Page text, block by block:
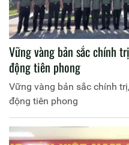
Vững vàng bản sắc chính
động tiên phong
Vững vàng bản sắc chính
động tiên phong